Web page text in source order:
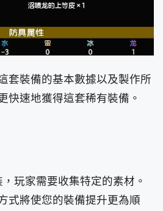
套裝備的基本數據以及製作所
快速地獲得這套稀有裝備。
玩家需要收集特定的素材。
式將使您的裝備提升更為順